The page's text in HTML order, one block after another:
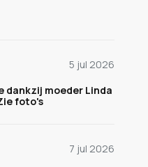
5 jul 2026
dankzij moeder Linda
foto's
7 jul 2026